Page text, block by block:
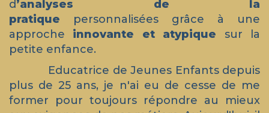
d’analyses de la
pratique personnalisées grâce à une
approche innovante et atypique sur la
petite enfance.
Educatrice de Jeunes Enfants depuis
plus de 25 ans, je n'ai eu de cesse de me
former pour toujours répondre au mieux